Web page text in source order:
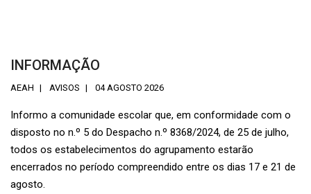
INFORMAÇÃO
AEAH AVISOS 04 AGOSTO 2026
Informo a comunidade escolar que, em conformidade com o
disposto no n.º 5 do Despacho n.º 8368/2024, de 25 de julho,
todos os estabelecimentos do agrupamento estarão
encerrados no período compreendido entre os dias 17 e 21 de
agosto.